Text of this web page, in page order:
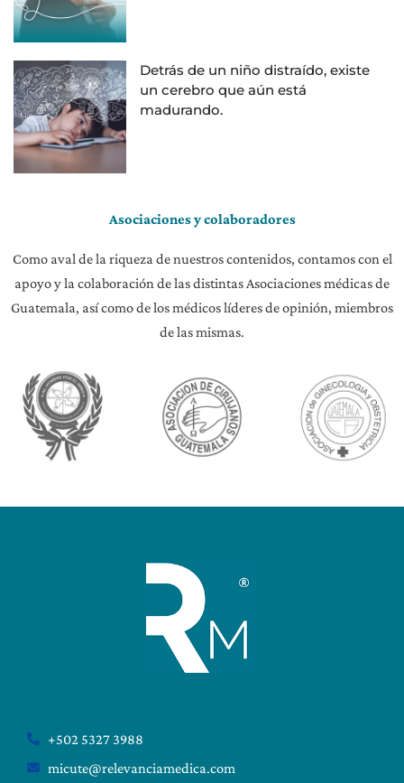
Detrás de un niño distraído, existe
un cerebro que aún está
madurando.
Asociaciones y colaboradores
Como aval de la riqueza de nuestros contenidos, contamos con el
apoyo y la colaboración de las distintas Asociaciones médicas de
Guatemala, así como de los médicos líderes de opinión, miembros
de las mismas.
+502 5327 3988
micute@relevanciamedica.com